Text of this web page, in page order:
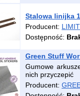
Stalowa linijka
Producent: LIMIT
Dostępność:
Green Stuff
Gumowe
nich przyczepić
Producent: